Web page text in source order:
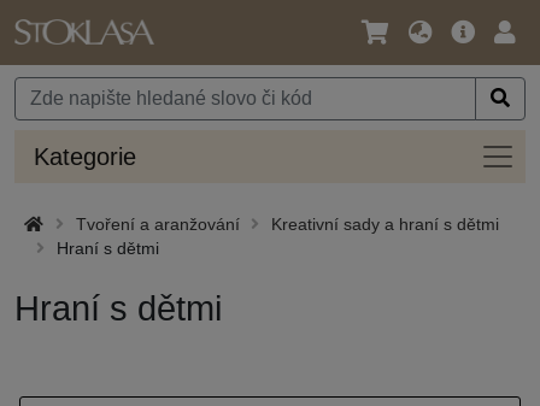
Jazyk
Měna
Hlavní
Kategorie
Tvoření a aranžování
Kreativní sady a hraní s dětmi
Hraní s dětmi
Hraní s dětmi